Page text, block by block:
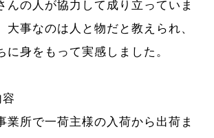
んの人が協力して成り立っていま
大事なのは人と物だと教えられ、
に身をもって実感しました。
業所で一荷主様の入荷から出荷ま